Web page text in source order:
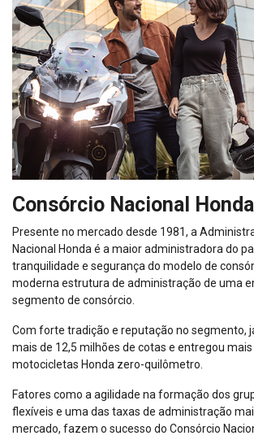
Consórcio Nacional Honda
Presente no mercado desde 1981, a
Nacional Honda é a maior administradora do
tranquilidade e segurança do modelo de
moderna estrutura de administração de uma
segmento de consórcio.
Com forte tradição e reputação no segmento,
mais de 12,5 milhões de cotas e entregou
motocicletas Honda zero-quilômetro.
Fatores como a agilidade na formação dos
flexíveis e uma das taxas de administração
mercado, fazem o sucesso do Consórcio